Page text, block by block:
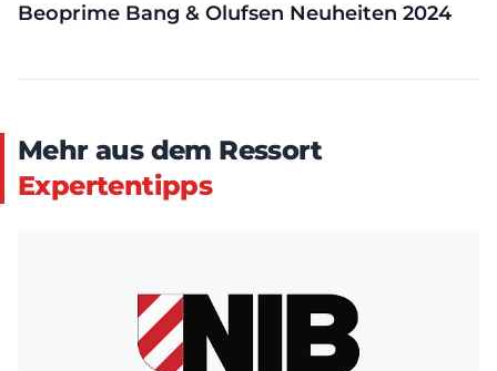
Beoprime Bang & Olufsen Neuheiten 2024
Mehr aus dem Ressort
Expertentipps